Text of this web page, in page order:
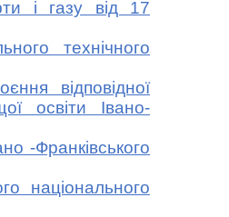
і газу від 17
технічного
відповідної
освіти Івано-
-Франківського
національного